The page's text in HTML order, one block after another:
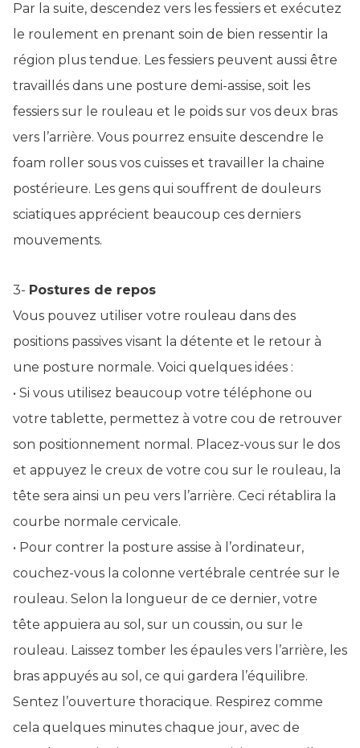
Par la suite, descendez vers les fessiers et exécutez
le roulement en prenant soin de bien ressentir la
région plus tendue. Les fessiers peuvent aussi être
travaillés dans une posture demi-assise, soit les
fessiers sur le rouleau et le poids sur vos deux bras
vers l’arrière. Vous pourrez ensuite descendre le
foam roller sous vos cuisses et travailler la chaine
postérieure. Les gens qui souffrent de douleurs
sciatiques apprécient beaucoup ces derniers
mouvements.
3- Postures de repos
Vous pouvez utiliser votre rouleau dans des
positions passives visant la détente et le retour à
une posture normale. Voici quelques idées :
• Si vous utilisez beaucoup votre téléphone ou
votre tablette, permettez à votre cou de retrouver
son positionnement normal. Placez-vous sur le dos
et appuyez le creux de votre cou sur le rouleau, la
tête sera ainsi un peu vers l’arrière. Ceci rétablira la
courbe normale cervicale.
• Pour contrer la posture assise à l’ordinateur,
couchez-vous la colonne vertébrale centrée sur le
rouleau. Selon la longueur de ce dernier, votre
tête appuiera au sol, sur un coussin, ou sur le
rouleau. Laissez tomber les épaules vers l’arrière, les
bras appuyés au sol, ce qui gardera l’équilibre.
Sentez l’ouverture thoracique. Respirez comme
cela quelques minutes chaque jour, avec de